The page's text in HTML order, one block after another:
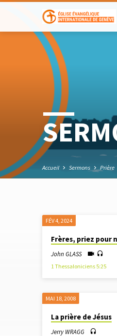
Accueil Sermons Prière
SUR
PRIÈRE
FÉV 4, 2024
Frères, priez pour
John GLASS
1 Thessaloniciens 5:25
MAI 18, 2008
La prière de Jésus
Jerry WRAGG